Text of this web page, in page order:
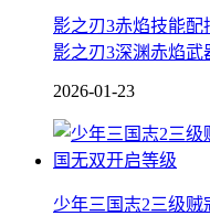
影之刃3赤焰技能
影之刃3深渊赤焰武
2026-01-23
少年三国志2三级贼